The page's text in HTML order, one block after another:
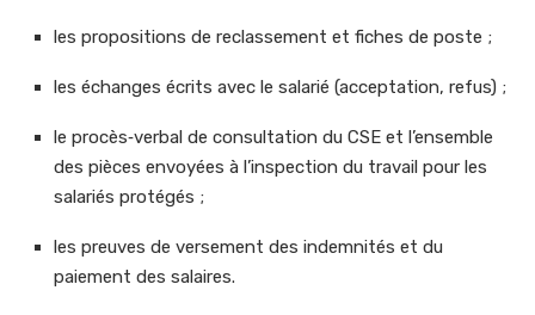
les propositions de reclassement et fiches de poste ;
les échanges écrits avec le salarié (acceptation, refus) ;
le procès‑verbal de consultation du CSE et l’ensemble
des pièces envoyées à l’inspection du travail pour les
salariés protégés ;
les preuves de versement des indemnités et du
paiement des salaires.